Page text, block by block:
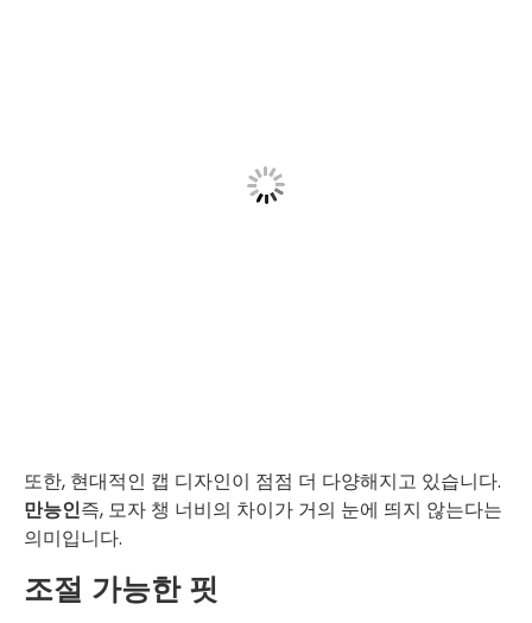
또한, 현대적인 캡 디자인이 점점 더 다양해지고 있습니다.
만능인즉, 모자 챙 너비의 차이가 거의 눈에 띄지 않는다는
의미입니다.
조절 가능한 핏